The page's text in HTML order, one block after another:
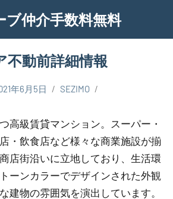
ブ仲介手数料無料
不動前詳細情報
年6月5日 SEZIMO
高級賃貸マンション。スーパー・
・飲食店など様々な商業施設が揃
店街沿いに立地しており、生活環
ーンカラーでデザインされた外観
建物の雰囲気を演出しています。